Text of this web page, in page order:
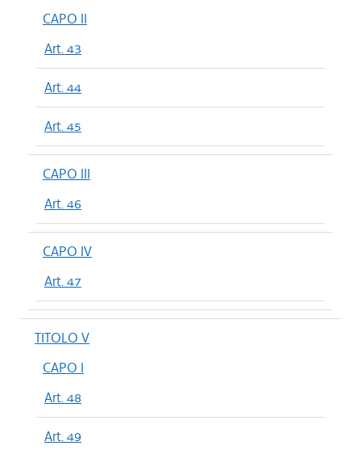
CAPO II
Art. 43
Art. 44
Art. 45
CAPO III
Art. 46
CAPO IV
Art. 47
TITOLO V
CAPO I
Art. 48
Art. 49